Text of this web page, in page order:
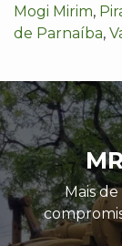
Mogi Mirim,
de Parnaíba,
Mais